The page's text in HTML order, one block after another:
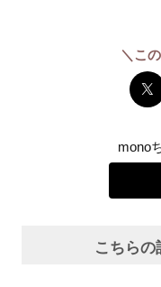
＼こ
mono
こちらの